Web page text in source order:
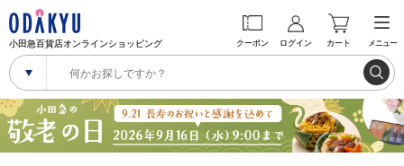
小田急百貨店オンラインショッピング クーポン ログイン カート メニュー